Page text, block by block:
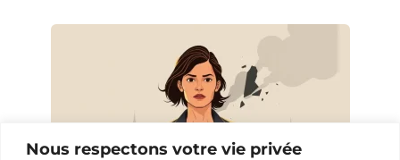
Nous respectons votre vie privée